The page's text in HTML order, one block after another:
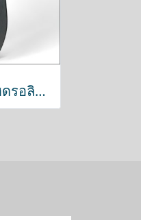
เหล็กดูดสามขาไฮดรอลิค แบบแยกปั๊ม